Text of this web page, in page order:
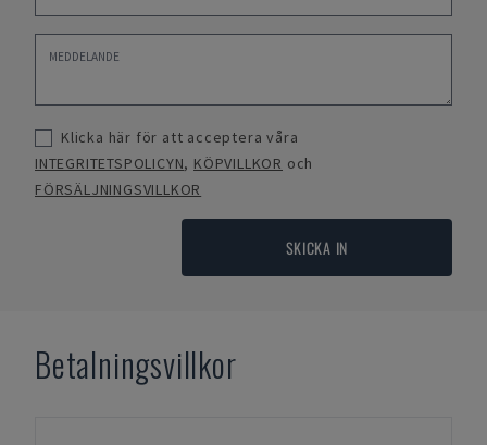
Klicka här för att acceptera våra
INTEGRITETSPOLICYN, KÖPVILLKOR och
FÖRSÄLJNINGSVILLKOR
SKICKA IN
Betalningsvillkor